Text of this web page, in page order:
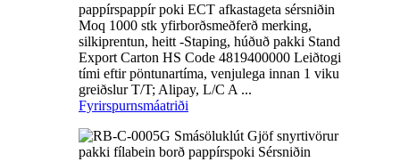
pappírspappír poki ECT afkastageta sérsniðin
Moq 1000 stk yfirborðsmeðferð merking,
silkiprentun, heitt -Staping, húðuð pakki Stand
Export Carton HS Code 4819400000 Leiðtogi
tími eftir pöntunartíma, venjulega innan 1 viku
greiðslur T/T; Alipay, L/C A ...
Fyrirspurnsmáatriði